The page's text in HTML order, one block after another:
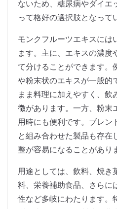
ないため、糖尿病やダイエ
って格好の選択肢となって
モンクフルーツエキスには
ます。主に、エキスの濃度
て分けることができます。
や粉末状のエキスが一般的
まま料理に加えやすく、
徴があります。一方、粉末
用時にも便利です。ブレン
と組み合わせた製品も存在
整が容易になることがあり
用途としては、飲料、焼き
料、栄養補助食品、さらに
性など多岐にわたります。